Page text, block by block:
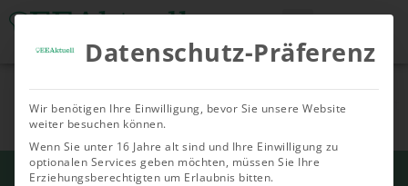
Nachhaltige
Investments
Allgemein Bioenergie
Datenschutz-Präferenz
Wir benötigen Ihre Einwilligung, bevor Sie unsere Website
weiter besuchen können.
Wenn Sie unter 16 Jahre alt sind und Ihre Einwilligung zu
optionalen Services geben möchten, müssen Sie Ihre
Erziehungsberechtigten um Erlaubnis bitten.